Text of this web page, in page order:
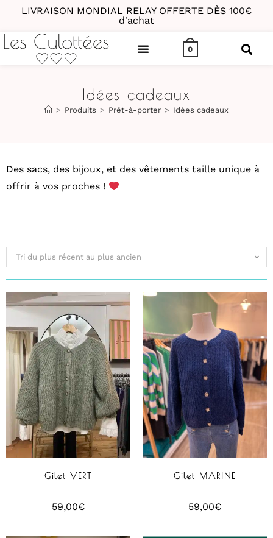
LIVRAISON MONDIAL RELAY OFFERTE DÈS 100€
d'achat
0
Idées cadeaux
> Produits > Prêt-à-porter > Idées cadeaux
Des sacs, des bijoux, et des vêtements taille unique à
offrir à vos proches !
Tri du plus récent au plus ancien
Gilet VERT
59,00€
Gilet MARINE
59,00€